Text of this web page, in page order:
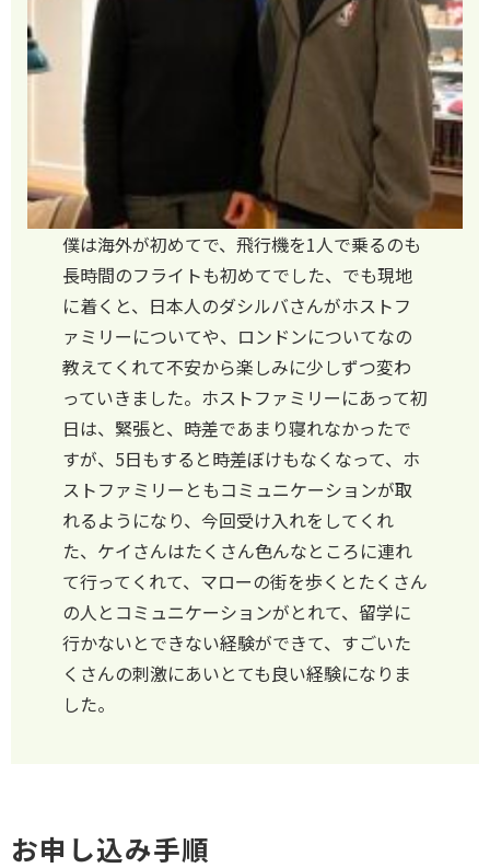
僕は海外が初めてで、飛行機を1人で乗るのも
長時間のフライトも初めてでした、でも現地
に着くと、日本人のダシルバさんがホストフ
ァミリーについてや、ロンドンについてなの
教えてくれて不安から楽しみに少しずつ変わ
っていきました。ホストファミリーにあって初
日は、緊張と、時差であまり寝れなかったで
すが、5日もすると時差ぼけもなくなって、ホ
ストファミリーともコミュニケーションが取
れるようになり、今回受け入れをしてくれ
た、ケイさんはたくさん色んなところに連れ
て行ってくれて、マローの街を歩くとたくさん
の人とコミュニケーションがとれて、留学に
行かないとできない経験ができて、すごいた
くさんの刺激にあいとても良い経験になりま
した。
お申し込み手順